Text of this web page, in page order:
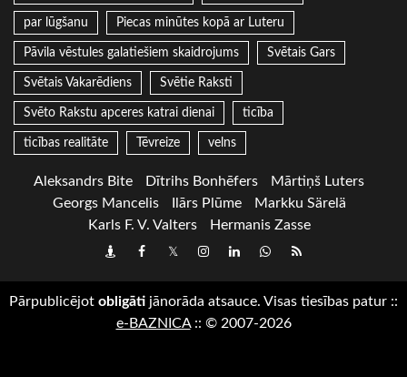
par lūgšanu Piecas minūtes kopā ar Luteru
Pāvila vēstules galatiešiem skaidrojums Svētais Gars
Svētais Vakarēdiens Svētie Raksti
Svēto Rakstu apceres katrai dienai ticība
ticības realitāte Tēvreize velns
Aleksandrs Bite Dītrihs Bonhēfers
Mārtiņš Luters
Georgs Mancelis
Ilārs Plūme
Markku Särelä
Karls F. V. Valters
Hermanis Zasse
DraugiemFacebook
TwitterInstagram
LinkedInwhatsapp
RSS
Pārpublicējot obligāti jānorāda atsauce. Visas tiesības patur ::
e-BAZNICA:: © 2007-2026